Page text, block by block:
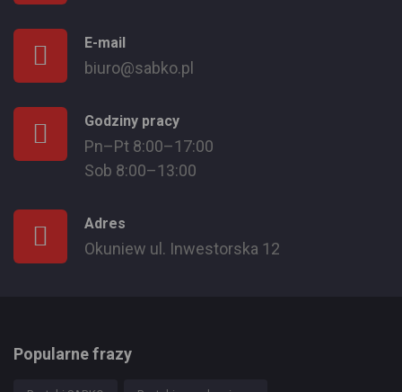
E-mail
biuro@sabko.pl
Godziny pracy
Pn–Pt 8:00–17:00
Sob 8:00–13:00
Adres
Okuniew ul. Inwestorska 12
Popularne frazy